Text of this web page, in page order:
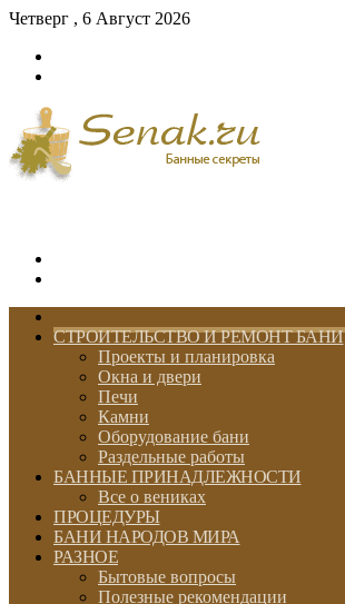
Четверг , 6 Август 2026
СТРОИТЕЛЬСТВО И РЕМОНТ БАНИ
Проекты и планировка
Окна и двери
Печи
Камни
Оборудование бани
Раздельные работы
БАННЫЕ ПРИНАДЛЕЖНОСТИ
Все о вениках
ПРОЦЕДУРЫ
БАНИ НАРОДОВ МИРА
РАЗНОЕ
Бытовые вопросы
Полезные рекомендации